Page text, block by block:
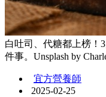
白吐司、代糖都上榜！
件事。Unsplash by
宜方營養師
2025-02-25